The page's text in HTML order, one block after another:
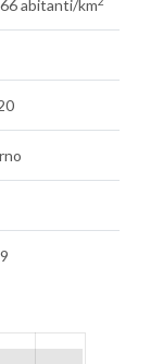
abitanti/km